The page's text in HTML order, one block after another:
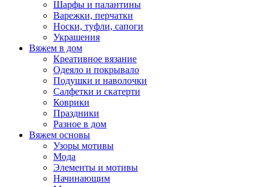
Шарфы и палантины
Варежки, перчатки
Носки, туфли, сапоги
Украшения
Вяжем в дом
Креативное вязание
Одеяло и покрывало
Подушки и наволочки
Салфетки и скатерти
Коврики
Праздники
Разное в дом
Вяжем основы
Узоры мотивы
Мода
Элементы и мотивы
Начинающим